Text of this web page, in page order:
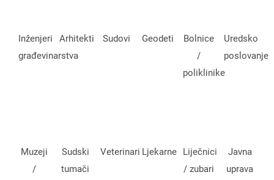
Inženjeri
građevinarstva
Arhitekti Sudovi Geodeti
Bolnice
/
poliklinike
Uredsko
poslovanje
Muzeji
/
Sudski
tumači
Veterinari Ljekarne
Liječnici
/ zubari
Javna
uprava